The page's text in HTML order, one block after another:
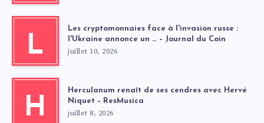
L
Les cryptomonnaies face à l'invasion russe :
l'Ukraine annonce un … – Journal du Coin
juillet 10, 2026
H
Herculanum renaît de ses cendres avec Hervé
Niquet – ResMusica
juillet 8, 2026